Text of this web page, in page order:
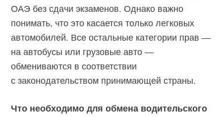
ОАЭ без сдачи экзаменов. Однако важно
понимать, что это касается только легковых
автомобилей. Все остальные категории прав —
на автобусы или грузовые авто —
обмениваются в соответствии
с законодательством принимающей страны.
Что необходимо для обмена водительского